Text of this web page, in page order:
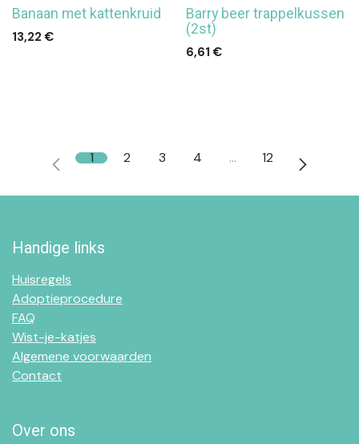
Banaan met kattenkruid
13,22 €
Barry beer trappelkussen
(2st)
6,61 €
1 2 3 4 … 12
Handige links
Huisregels
Adoptieprocedure
FAQ
Wist-je-katjes
Algemene voorwaarden
Contact
Over ons